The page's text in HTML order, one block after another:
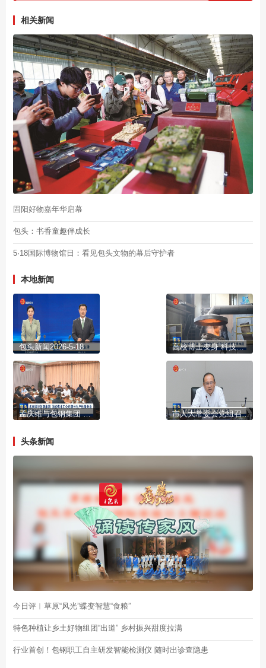
相关新闻
固阳好物嘉年华启幕
包头：书香童趣伴成长
5·18国际博物馆日：看见包头文物的幕后守护者
本地新闻
包头新闻2026-5-18 高校博士变身“科技副总” 扎根企业破解发展难题
孟庆维与包钢集团 国能煤化工公司部分生产性服务业外埠协作企业一对一座谈 市人大常委会党组召开（扩大）会议
头条新闻
今日评︱草原“风光”蝶变智慧“食粮”
特色种植让乡土好物组团“出道” 乡村振兴甜度拉满
行业首创！包钢职工自主研发智能检测仪 随时出诊查隐患